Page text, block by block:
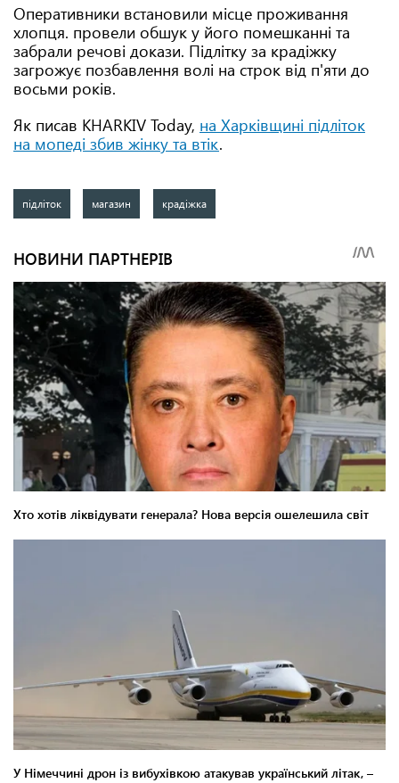
Оперативники встановили місце проживання
хлопця. провели обшук у його помешканні та
забрали речові докази. Підлітку за крадіжку
загрожує позбавлення волі на строк від п'яти до
восьми років.
Як писав KHARKIV Today, на Харківщині підліток
на мопеді збив жінку та втік.
підліток магазин крадіжка